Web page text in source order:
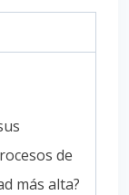
de
más alta?